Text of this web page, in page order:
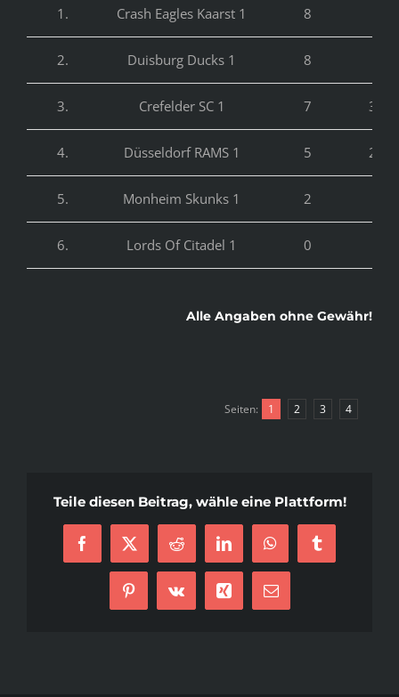
1. Crash Eagles Kaarst 1 8
2. Duisburg Ducks 1 8
3. Crefelder SC 1 7
4. Düsseldorf RAMS 1 5
5. Monheim Skunks 1 2
6. Lords Of Citadel 1 0
Alle Angaben ohne Gewähr!
Seiten: 1 2 3 4
Teile diesen Beitrag, wähle eine Plattform!
Facebook
X Reddit LinkedInWhatsAppTumblr
Pinterest
Vk Xing
E-
Mail